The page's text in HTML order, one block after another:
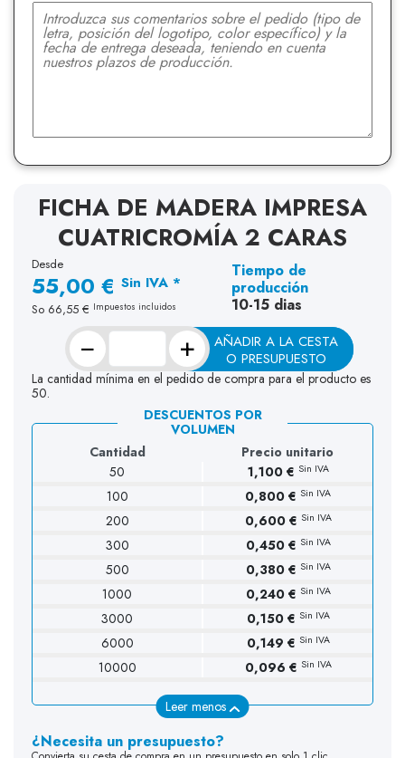
FICHA DE MADERA IMPRESA
CUATRICROMÍA 2 CARAS
Desde
55,00 € Sin IVA *
So 66,55 € Impuestos incluidos
Tiempo de
producción
10-15 dias
− +
AÑADIR A LA CESTA
O PRESUPUESTO
La cantidad mínima en el pedido de compra para el producto es
50.
DESCUENTOS POR
VOLUMEN
Cantidad
Precio unitario
50
1,100 € Sin IVA
100 0,800 € Sin IVA
200 0,600 € Sin IVA
300 0,450 € Sin IVA
500 0,380 € Sin IVA
1000 0,240 € Sin IVA
3000 0,150 € Sin IVA
6000 0,149 € Sin IVA
10000 0,096 € Sin IVA
Leer menos
¿Necesita un presupuesto?